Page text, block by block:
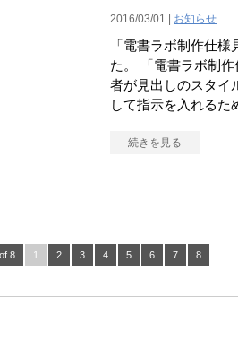
2016/03/01 | お知らせ
「電書ラボ制作仕
た。 「電書ラボ制
者が見出しのスタイ
して指示を入れるた
続きを見る
8 1 2 3 4 5 6 7 8